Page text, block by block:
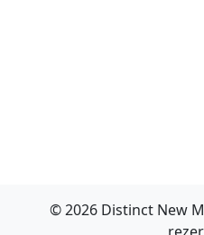
© 2026 Distinct New